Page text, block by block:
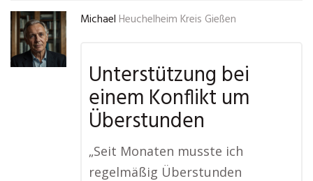
Michael Heuchelheim Kreis Gießen
Unterstützung bei
einem Konflikt um
Überstunden
„Seit Monaten musste ich
regelmäßig Überstunden